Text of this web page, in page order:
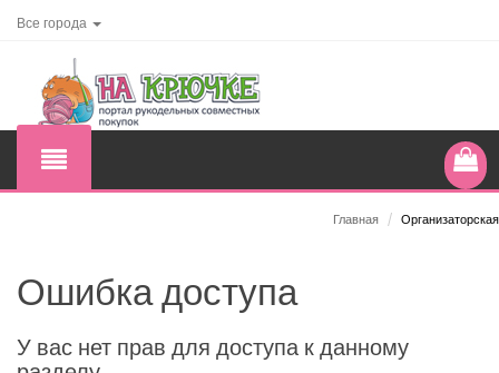
Все города
Главная / Организаторская
Ошибка доступа
У вас нет прав для доступа к данному